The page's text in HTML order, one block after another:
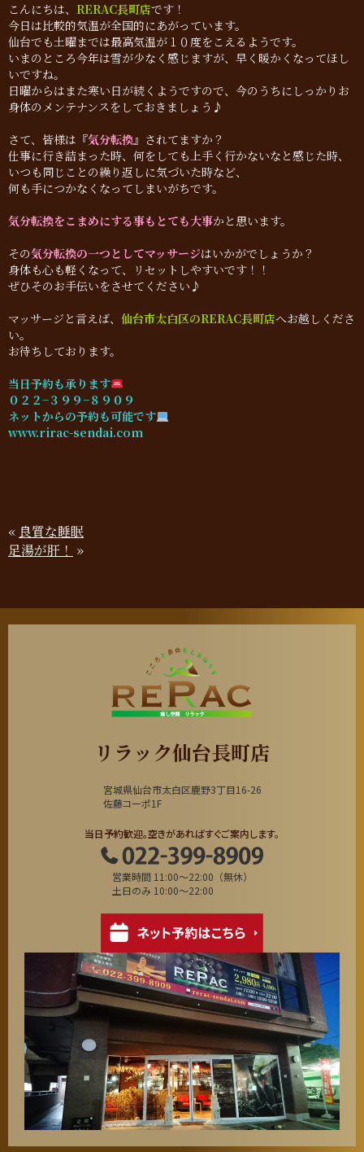
こんにちは、 RERAC長町店です！
今日は比較的気温が全国的にあがっています。
仙台でも土曜までは最高気温が１０度をこえるようです。
いまのところ今年は雪が少なく感じますが、早く暖かくなってほし
いですね。
日曜からはまた寒い日が続くようですので、今のうちにしっかりお
身体のメンテナンスをしておきましょう♪
さて、皆様は『気分転換』されてますか？
仕事に行き詰まった時、何をしても上手く行かないなと感じた時、
いつも同じことの繰り返しに気づいた時など、
何も手につかなくなってしまいがちです。
気分転換をこまめにする事もとても大事かと思います。
その気分転換の一つとしてマッサージはいかがでしょうか？
身体も心も軽くなって、リセットしやすいです！！
ぜひそのお手伝いをさせてください♪
マッサージと言えば、 仙台市太白区のRERAC長町店へお越しくださ
い。
お待ちしております。
当日予約も承ります
０２２−３９９−８９０９
ネットからの予約も可能です
www.rirac-sendai.com
« 良質な睡眠
足湯が肝！ »
リラック仙台長町店
宮城県仙台市太白区鹿野3丁目16-26
佐藤コーポ1F
当日予約歓迎。空きがあればすぐご案内します。
営業時間 11:00～22:00（無休）
土日のみ 10:00～22:00